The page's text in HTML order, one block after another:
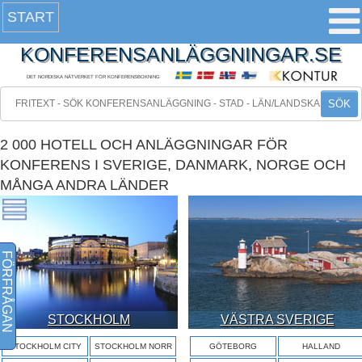
START
KONFERENSANLÄGGNINGAR.SE
DET NORDISKA NÄTVERKET FÖR KONFERENSBOKNING
SÖK
2 000 HOTELL OCH ANLÄGGNINGAR FÖR
KONFERENS I SVERIGE, DANMARK, NORGE OCH
MÅNGA ANDRA LÄNDER
STOCKHOLM
STOCKHOLM CITY STOCKHOLM NORR
VÄSTRA SVERIGE
GÖTEBORG HALLAND
FÖRFRÅGAN